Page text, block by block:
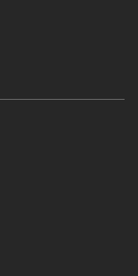
as you progress.